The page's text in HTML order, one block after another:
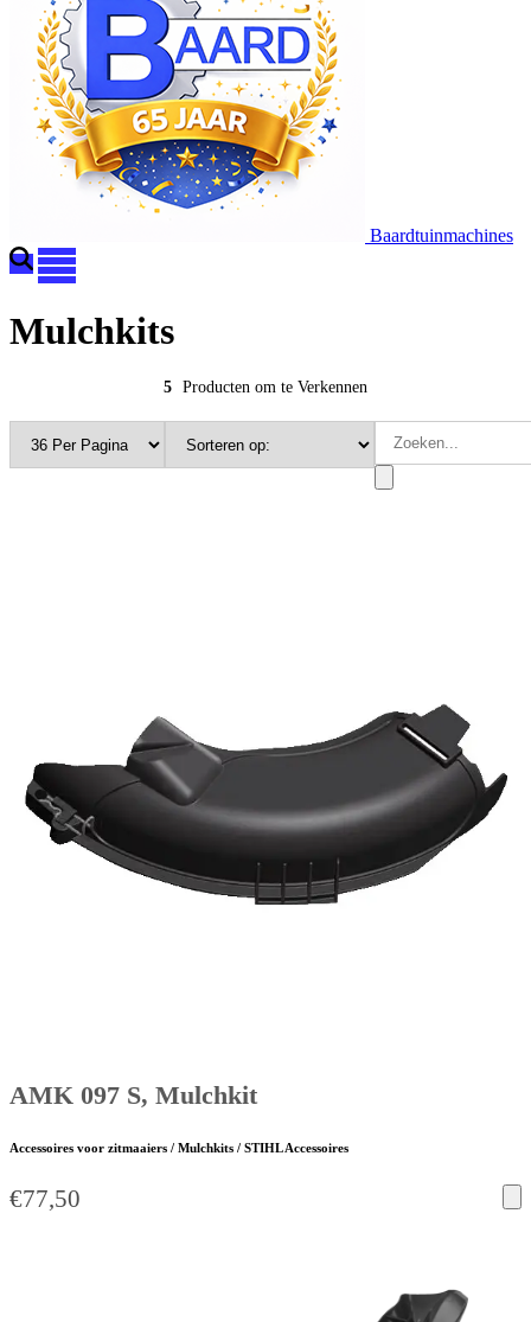
Baardtuinmachines
Mulchkits
5 Producten om te Verkennen
AMK 097 S, Mulchkit
Accessoires voor zitmaaiers / Mulchkits / STIHL Accessoires
€77,50